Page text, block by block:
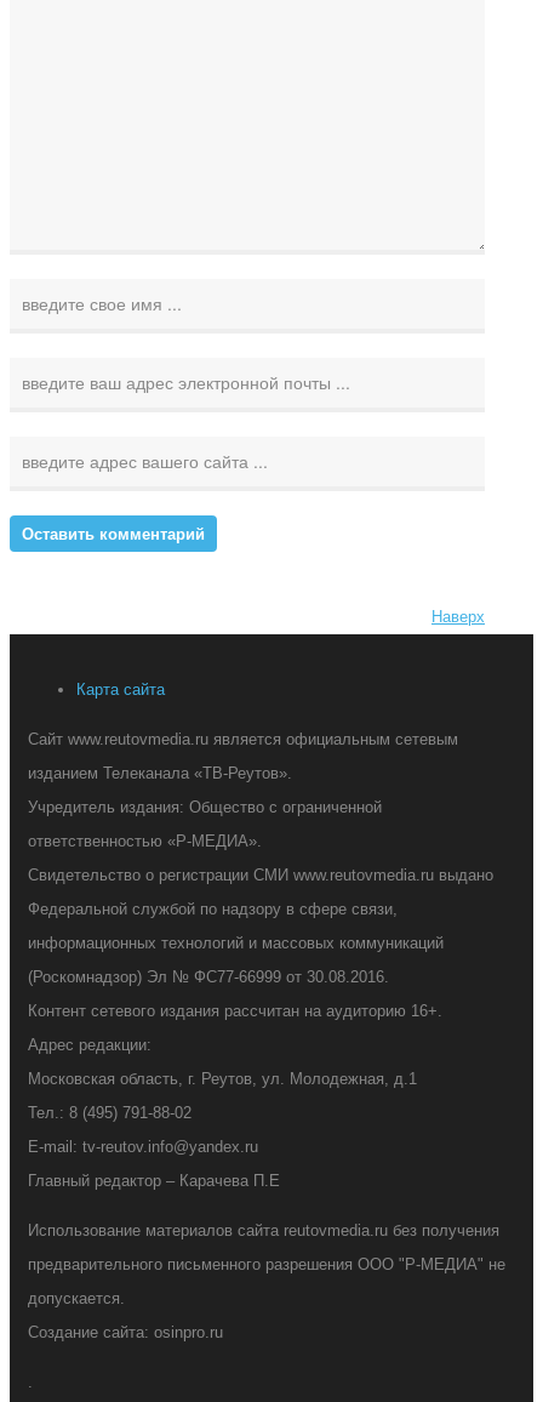
Наверх
Карта сайта
Сайт www.reutovmedia.ru является официальным сетевым
изданием Телеканала «ТВ-Реутов».
Учредитель издания: Общество с ограниченной
ответственностью «Р-МЕДИА».
Свидетельство о регистрации СМИ www.reutovmedia.ru выдано
Федеральной службой по надзору в сфере связи,
информационных технологий и массовых коммуникаций
(Роскомнадзор) Эл № ФС77-66999 от 30.08.2016.
Контент сетевого издания рассчитан на аудиторию 16+.
Адрес редакции:
Московская область, г. Реутов, ул. Молодежная, д.1
Тел.: 8 (495) 791-88-02
E-mail: tv-reutov.info@yandex.ru
Главный редактор – Карачева П.Е
Использование материалов сайта reutovmedia.ru без получения
предварительного письменного разрешения ООО "Р-МЕДИА" не
допускается.
Создание сайта: osinpro.ru